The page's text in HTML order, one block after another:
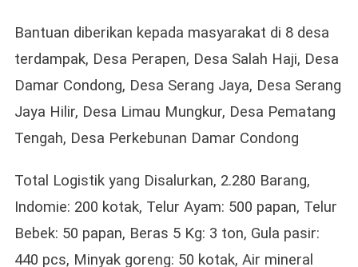
Bantuan diberikan kepada masyarakat di 8 desa
terdampak, Desa Perapen, Desa Salah Haji, Desa
Damar Condong, Desa Serang Jaya, Desa Serang
Jaya Hilir, Desa Limau Mungkur, Desa Pematang
Tengah, Desa Perkebunan Damar Condong
Total Logistik yang Disalurkan, 2.280 Barang,
Indomie: 200 kotak, Telur Ayam: 500 papan, Telur
Bebek: 50 papan, Beras 5 Kg: 3 ton, Gula pasir:
440 pcs, Minyak goreng: 50 kotak, Air mineral